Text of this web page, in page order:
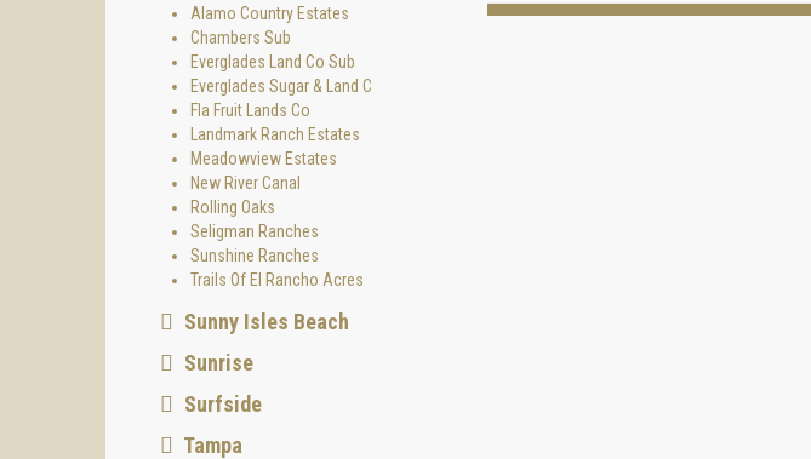
Alamo Country Estates
Chambers Sub
Everglades Land Co Sub
Everglades Sugar & Land C
Fla Fruit Lands Co
Landmark Ranch Estates
Meadowview Estates
New River Canal
Rolling Oaks
Seligman Ranches
Sunshine Ranches
Trails Of El Rancho Acres
Sunny Isles Beach
Sunrise
Surfside
Tampa